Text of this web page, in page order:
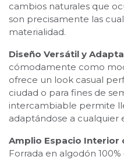
cambios naturales que
son precisamente las
materialidad.
Diseño Versátil y
cómodamente como
ofrece un look casual
ciudad o para fines de
intercambiable permite
adaptándose a cualquier
Amplio Espacio Interior
Forrada en algodón